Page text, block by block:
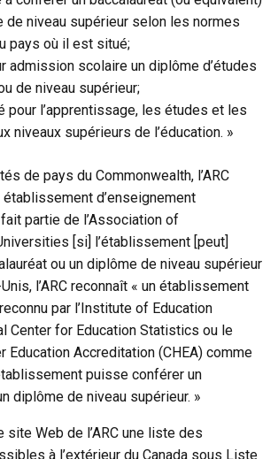
de niveau supérieur selon les normes
pays où il est situé;
admission scolaire un diplôme d’études
de niveau supérieur;
pour l’apprentissage, les études et les
niveaux supérieurs de l’éducation. »
de pays du Commonwealth, l’ARC
d’enseignement
partie de l’Association of
[si] l’établissement [peut]
ou un diplôme de niveau supérieur
l’ARC reconnaît « un établissement
par l’Institute of Education
Center for Education Statistics ou le
Education Accreditation (CHEA) comme
puisse conférer un
diplôme de niveau supérieur. »
site Web de l’ARC une liste des
à l’extérieur du Canada sous Liste